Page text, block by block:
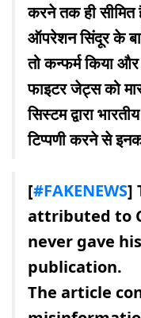
करने तक ही
ऑपरेशन सिंदूर के
तो कन्फर्म किया
फाइटर जेट्स को मार
सिस्टम द्वारा
टिप्पणी करने से
[#FAKENEWS]
attributed to
never gave
publication.
The article